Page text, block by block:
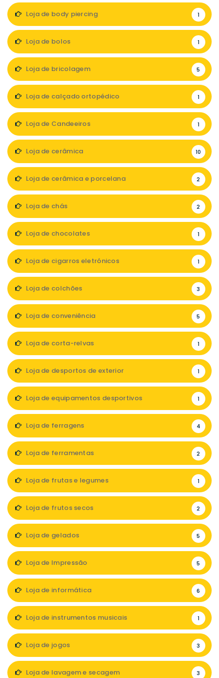
Loja de body piercing 1
Loja de bolos 1
Loja de bricolagem 5
Loja de calçado ortopédico 1
Loja de Candeeiros 1
Loja de cerâmica 10
Loja de cerâmica e porcelana 2
Loja de chás 2
Loja de chocolates 1
Loja de cigarros eletrónicos 1
Loja de colchões 3
Loja de conveniência 5
Loja de corta-relvas 1
Loja de desportos de exterior 1
Loja de equipamentos desportivos 1
Loja de ferragens 4
Loja de ferramentas 2
Loja de frutas e legumes 1
Loja de frutos secos 2
Loja de gelados 5
Loja de Impressão 5
Loja de informática 6
Loja de instrumentos musicais 1
Loja de jogos 3
Loja de lavagem e secagem 3